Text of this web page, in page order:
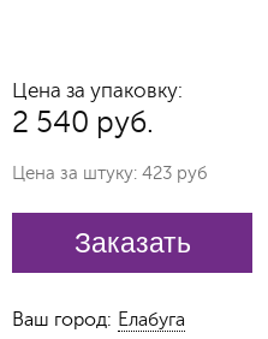
Цена за упаковку:
2 540 руб.
Цена за штуку: 423 руб
Заказать
Ваш город: Елабуга